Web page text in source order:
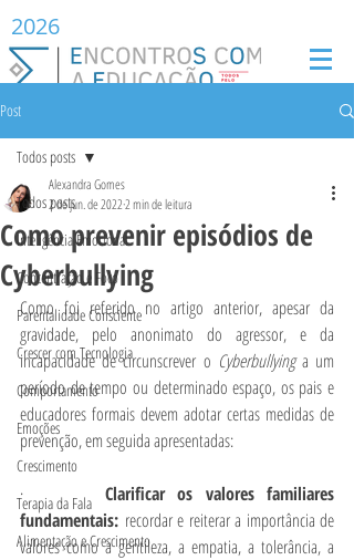
2026
Post
Todos posts
Inteligência Emocional
Concentração e Foco
Parentalidade Consciente
Crescer com Tecnologia
Comportamento
Emoções
Crescimento
Terapia da Fala
Alimentação e Crescimento
Todos posts
Como prevenir episódios de
Cyberbullying
Alexandra Gomes
2 de jun. de 20222 min de leitura
Como foi referido no artigo anterior, apesar da
gravidade, pelo anonimato do agressor, e da
incapacidade de circunscrever o Cyberbullying a um
período de tempo ou determinado espaço, os pais e
educadores formais devem adotar certas medidas de
prevenção, em seguida apresentadas:
· Clarificar os valores familiares
fundamentais: recordar e reiterar a importância de
valores como a gentileza, a empatia, a tolerância, a